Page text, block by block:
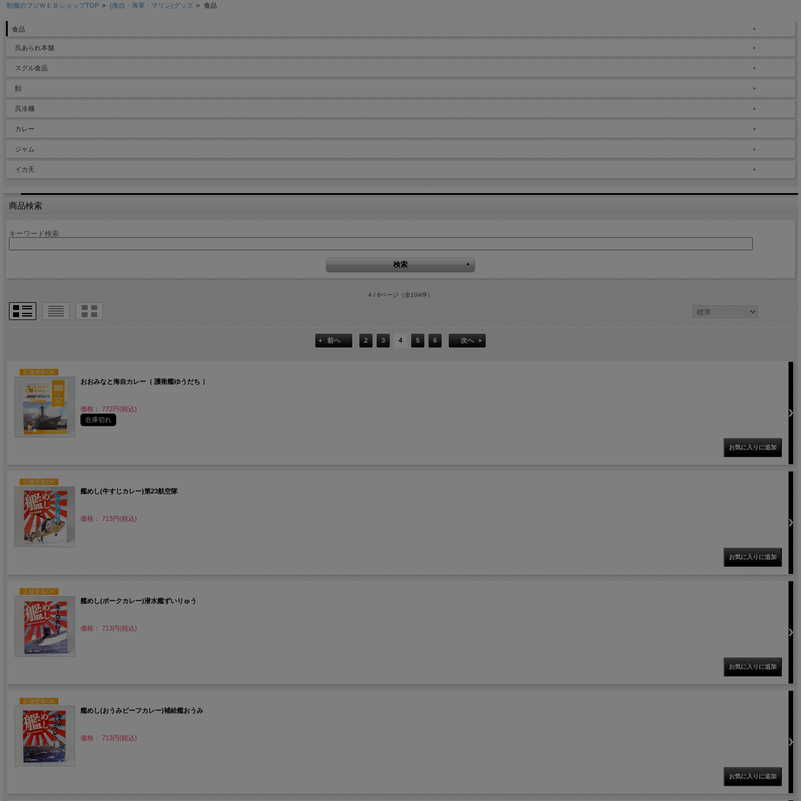
制服のフジＷＥＢショップTOP > (海自・海軍・マリン)グッズ > 食品
食品
呉あられ本舗
スグル食品
飴
呉冷麺
カレー
ジャム
イカ天
商品検索
キーワード検索
4 / 6ページ（全104件）
前へ 2 3 4 5 6 次へ
店舗受取OK
おおみなと海自カレー（ 護衛艦ゆうだち ）
価格： 772円(税込)
在庫切れ
店舗受取OK
艦めし(牛すじカレー)第23航空隊
価格： 713円(税込)
店舗受取OK
艦めし(ポークカレー)潜水艦ずいりゅう
価格： 713円(税込)
店舗受取OK
艦めし(おうみビーフカレー)補給艦おうみ
価格： 713円(税込)